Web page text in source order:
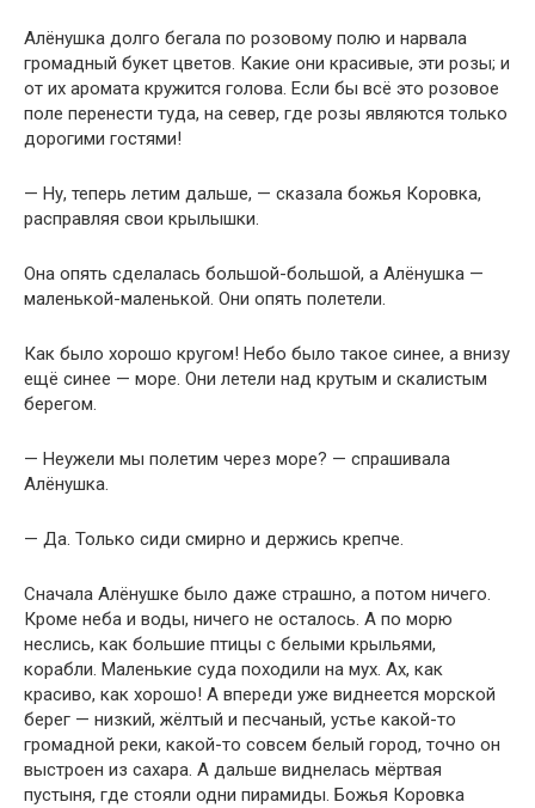
Алёнушка долго бегала по розовому полю и нарвала
громадный букет цветов. Какие они красивые, эти розы; и
от их аромата кружится голова. Если бы всё это розовое
поле перенести туда, на север, где розы являются только
дорогими гостями!
— Ну, теперь летим дальше, — сказала божья Коровка,
расправляя свои крылышки.
Она опять сделалась большой-большой, а Алёнушка —
маленькой-маленькой. Они опять полетели.
Как было хорошо кругом! Небо было такое синее, а внизу
ещё синее — море. Они летели над крутым и скалистым
берегом.
— Неужели мы полетим через море? — спрашивала
Алёнушка.
— Да. Только сиди смирно и держись крепче.
Сначала Алёнушке было даже страшно, а потом ничего.
Кроме неба и воды, ничего не осталось. А по морю
неслись, как большие птицы с белыми крыльями,
корабли. Маленькие суда походили на мух. Ах, как
красиво, как хорошо! А впереди уже виднеется морской
берег — низкий, жёлтый и песчаный, устье какой-то
громадной реки, какой-то совсем белый город, точно он
выстроен из сахара. А дальше виднелась мёртвая
пустыня, где стояли одни пирамиды. Божья Коровка